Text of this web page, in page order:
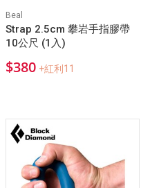
Beal
Strap 2.5cm 攀岩手指膠帶
10公尺 (1入)
$380 +紅利11